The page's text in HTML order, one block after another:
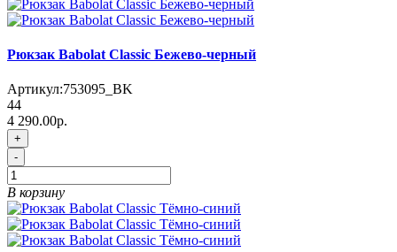
Рюкзак Babolat Classic Бежево-черный
Артикул:753095_BK
44
4 290.00р.
+
-
В корзину